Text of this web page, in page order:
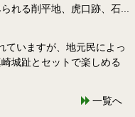
れる削平地、虎口跡、石...
ていますが、地元民によっ
城趾とセットで楽しめる
一覧へ